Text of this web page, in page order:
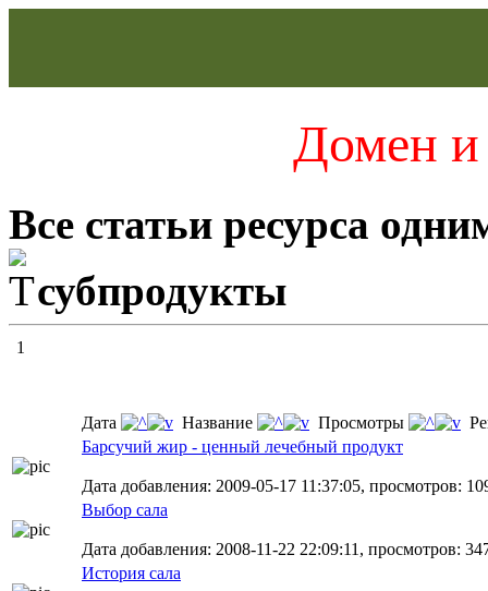
Домен и
Все статьи ресурса
субпродукты
1
Дата Название Просмотры
Барсучий жир - ценный лечебный продукт
Дата добавления: 2009-05-17 11:37:05, просмотров:
Выбор сала
Дата добавления: 2008-11-22 22:09:11, просмотров:
История сала